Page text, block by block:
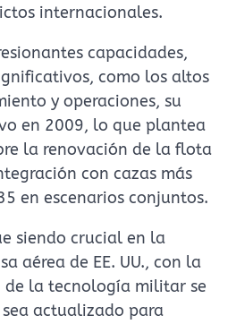
internacionales.
capacidades,
como los altos
y operaciones, su
en 2009, lo que plantea
la renovación de la flota
con cazas más
en escenarios conjuntos.
siendo crucial en la
aérea de EE. UU., con la
la tecnología militar se
actualizado para